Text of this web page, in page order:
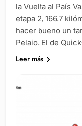
la Vuelta al País
etapa 2, 166.7
hacer bueno un
Pelaio. El de
Leer más